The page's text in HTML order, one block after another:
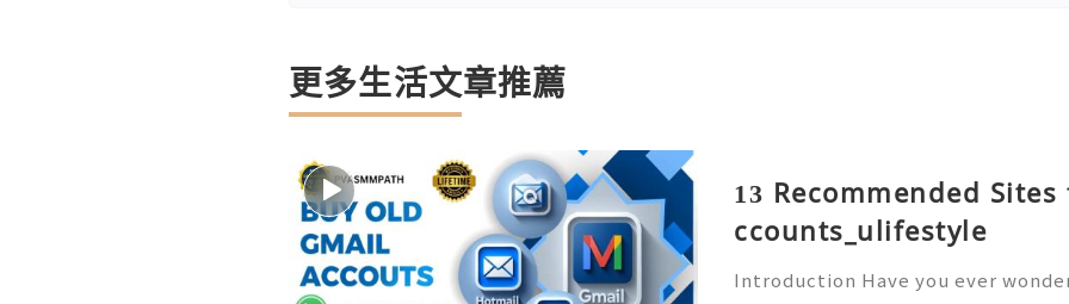
更多生活文章推薦
13 Recommended
ccounts_ulifestyle
Introduction Have you ever